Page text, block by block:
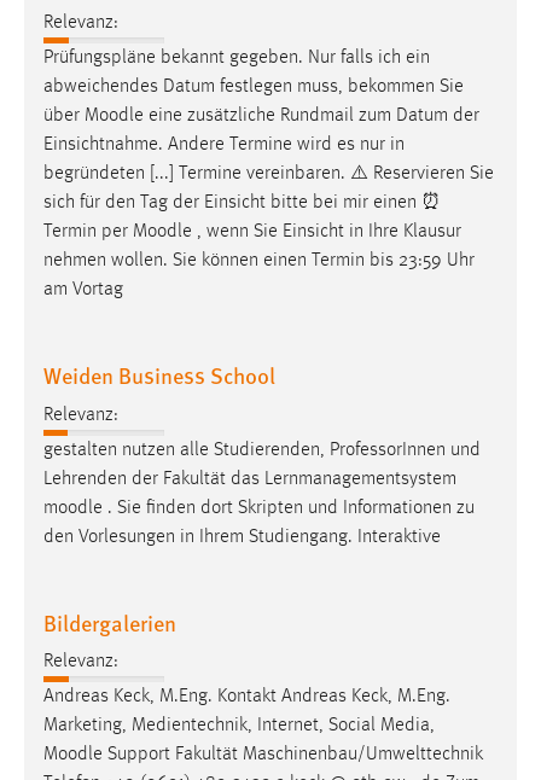
Relevanz:
Prüfungspläne bekannt gegeben. Nur falls ich ein
abweichendes Datum festlegen muss, bekommen Sie
über Moodle eine zusätzliche Rundmail zum Datum der
Einsichtnahme. Andere Termine wird es nur in
begründeten [...] Termine vereinbaren. ⚠️ Reservieren Sie
sich für den Tag der Einsicht bitte bei mir einen ⏰
Termin per Moodle , wenn Sie Einsicht in Ihre Klausur
nehmen wollen. Sie können einen Termin bis 23:59 Uhr
am Vortag
Weiden Business School
Relevanz:
gestalten nutzen alle Studierenden, ProfessorInnen und
Lehrenden der Fakultät das Lernmanagementsystem
moodle . Sie finden dort Skripten und Informationen zu
den Vorlesungen in Ihrem Studiengang. Interaktive
Bildergalerien
Relevanz:
Andreas Keck, M.Eng. Kontakt Andreas Keck, M.Eng.
Marketing, Medientechnik, Internet, Social Media,
Moodle Support Fakultät Maschinenbau/Umwelttechnik